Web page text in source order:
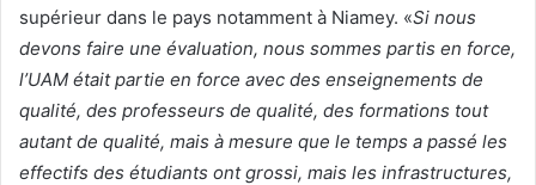
supérieur dans le pays notamment à Niamey. «Si nous
devons faire une évaluation, nous sommes partis en force,
l’UAM était partie en force avec des enseignements de
qualité, des professeurs de qualité, des formations tout
autant de qualité, mais à mesure que le temps a passé les
effectifs des étudiants ont grossi, mais les infrastructures,